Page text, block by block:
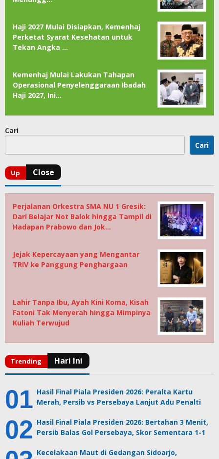
Haji 2027 Mulai Disiapkan, Kemenhaj
Perketat Syarat Kesehatan untuk
Tekan Angka …
Kemenhaj Mulai Lakukan Tahapan
Operasional Penyelenggaraan Ibadah
Haji 2027, Ini…
Cari
Cari
Perjalanan Orkestra SMA NU 1 Gresik:
Dari Belajar Not Balok hingga Tampil di
Hadapan Prabowo dan Jok…
Jejak Kepercayaan yang Mengantar
TRIV ke Panggung Penghargaan
Lahir Tanpa Ibu, Ayah Kini Koma, Kisah
Fatoni Tak Menyerah hingga Mimpinya
Kuliah Terwujud
Hasil Final Piala Presiden 2026: Peralta Kartu
Merah, Persib vs Persebaya Lanjut Adu Penalti
Hasil Final Piala Presiden 2026: Bertahan 3 Menit,
Persib Balas Gol Persebaya, Skor Sementara 1-1
Kecelakaan Maut di Gedangan Sidoarjo,